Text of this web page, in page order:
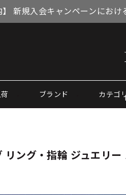
】 新規入会キャンペーンにお
ブランド カテゴ
リング・指輪 ジュエリー